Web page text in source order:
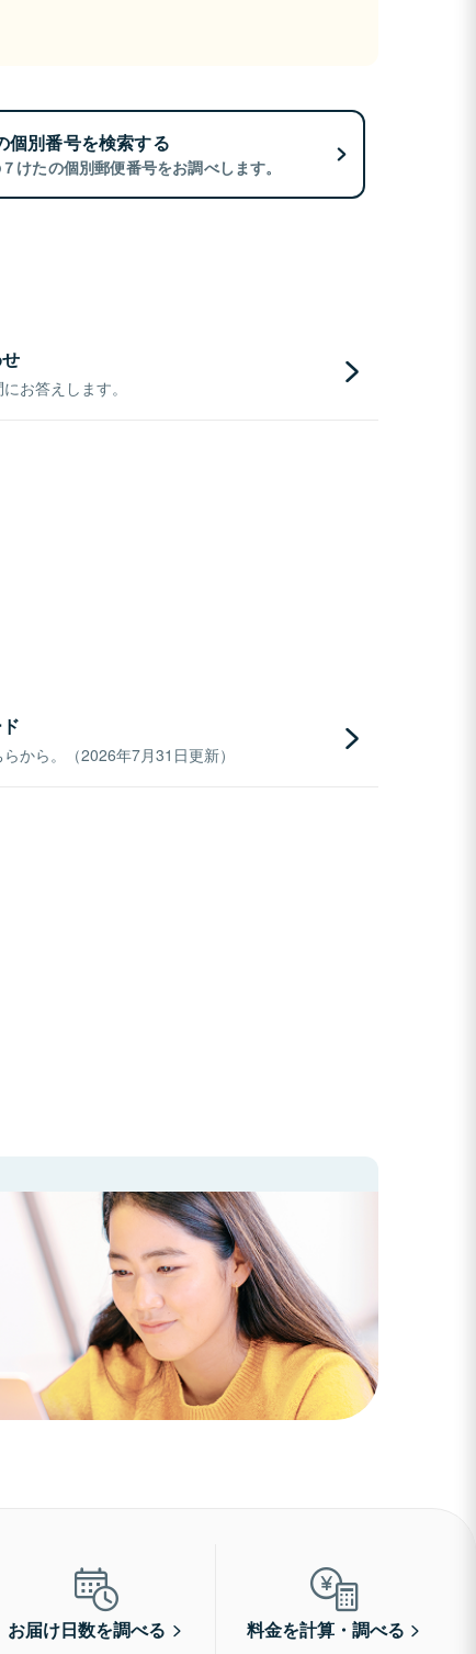
個別番号を検索する
けたの個別郵便番号をお調べします。
お答えします。
から。（2026年7月31日更新）
お届け日数を調べる 料金を計算・調べる